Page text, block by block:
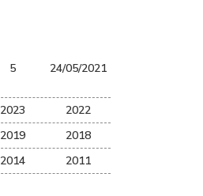
5 24/05/2021
2023
2022
2019
2018
2014
2011